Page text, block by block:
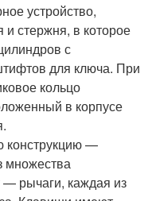
устройство,
и стержня, в которое
с
для ключа. При
кольцо
в корпусе
конструкцию —
множества
— рычаги, каждая из